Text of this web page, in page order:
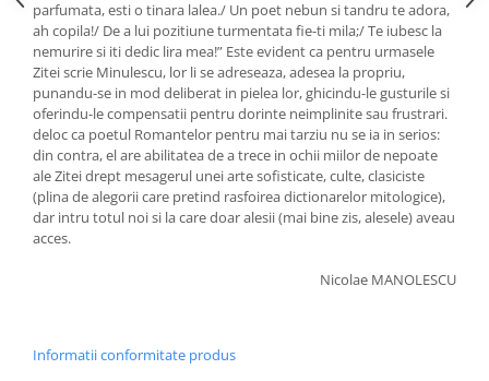
parfumata, esti o tinara lalea./ Un poet nebun si tandru te adora,
ah copila!/ De a lui pozitiune turmentata fie-ti mila;/ Te iubesc la
nemurire si iti dedic lira mea!” Este evident ca pentru urmasele
Zitei scrie Minulescu, lor li se adreseaza, adesea la propriu,
punandu-se in mod deliberat in pielea lor, ghicindu-le gusturile si
oferindu-le compensatii pentru dorinte neimplinite sau frustrari.
deloc ca poetul Romantelor pentru mai tarziu nu se ia in serios:
din contra, el are abilitatea de a trece in ochii miilor de nepoate
ale Zitei drept mesagerul unei arte sofisticate, culte, clasiciste
(plina de alegorii care pretind rasfoirea dictionarelor mitologice),
dar intru totul noi si la care doar alesii (mai bine zis, alesele) aveau
acces.
Nicolae MANOLESCU
Informatii conformitate produs